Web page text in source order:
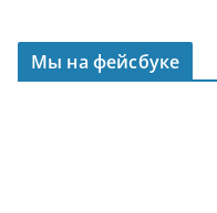
Мы на фейсбуке